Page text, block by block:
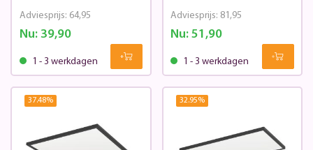
Nu:39,90
Adviesprijs: 64,95
1 - 3 werkdagen
Nu: 51,90
Adviesprijs: 81,95
1 - 3 werkdagen
37.48% 32.95%